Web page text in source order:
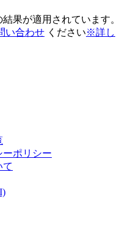
果が適用されています。
い合わせ ください※詳し
ポリシー
て